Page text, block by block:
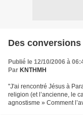
Des
Publié le 12/10/2006 à
Par KNTHMH
"J'ai rencontré Jésus à
religion (et l’ancienne, le
agnostisme » Comment